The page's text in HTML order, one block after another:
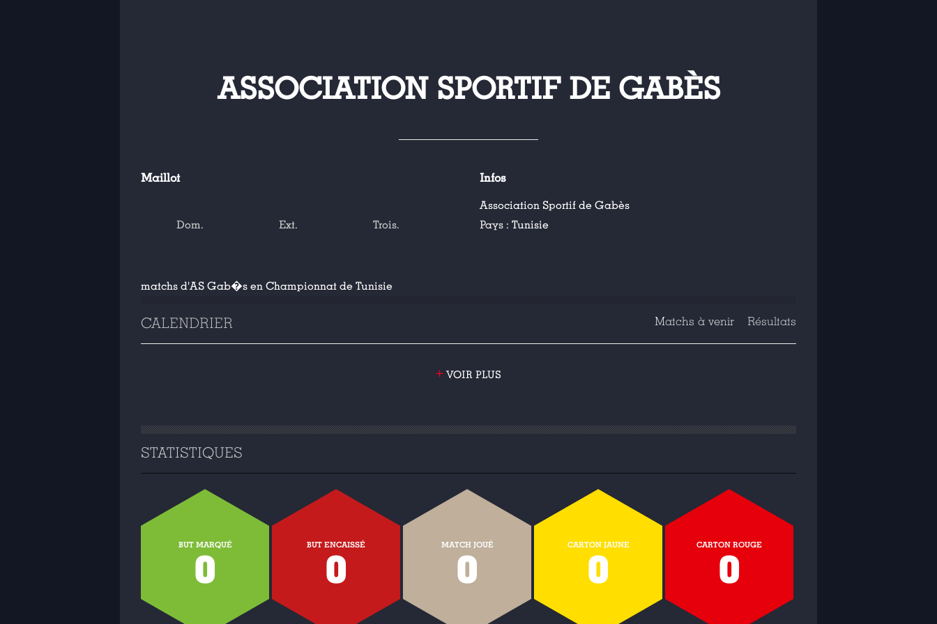
ASSOCIATION SPORTIF DE GABÈS
Maillot
Dom. Ext. Trois.
Infos
Association Sportif de Gabès
Pays :Tunisie
matchs d'AS Gab�s en Championnat de Tunisie
CALENDRIER Matchs à venir Résultats
+ VOIR PLUS
STATISTIQUES
BUT MARQUÉ
0
BUT ENCAISSÉ
0
MATCH JOUÉ
0
CARTON JAUNE
0
CARTON ROUGE
0